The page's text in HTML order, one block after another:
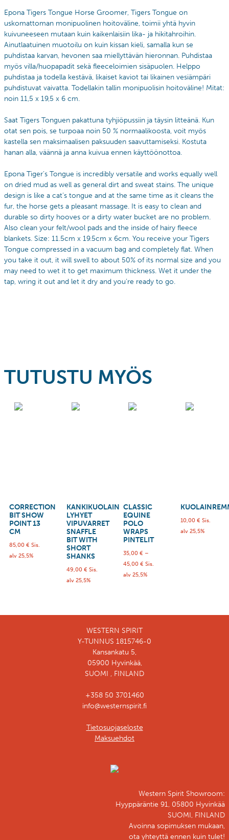
Epona Tigers Tongue Horse Groomer, Tigers Tongue on
uskomattoman monipuolinen hoitoväline, toimii yhtä hyvin
kuivuneeseen mutaan kuin kaikenlaisiin lika- ja hikitahroihin.
Ainutlaatuinen muotoilu on kuin kissan kieli, samalla kun se
puhdistaa karvan, hevonen saa miellyttävän hieronnan. Puhdistaa
myös villa/huopapadit sekä fleeceloimien sisäpuolen. Helppo
puhdistaa ja todella kestävä, likaiset kaviot tai likainen vesiämpäri
puhdistuvat vaivatta. Todellakin tallin monipuolisin hoitoväline! Mitat:
noin 11,5 x 19,5 x 6 cm.
Saat Tigers Tonguen pakattuna tyhjiöpussiin ja täysin litteänä. Kun
otat sen pois, se turpoaa noin 50 % normaalikoosta, voit myös
kastella sen maksimaalisen paksuuden saavuttamiseksi. Kostuta
hanan alla, väännä ja anna kuivua ennen käyttöönottoa.
Epona Tiger’s Tongue is incredibly versatile and works equally well
on dried mud as well as general dirt and sweat stains. The unique
design is like a cat’s tongue and at the same time as it cleans the
fur, the horse gets a pleasant massage. It is easy to clean and
durable so dirty hooves or a dirty water bucket are no problem.
Also clean your felt/wool pads and the inside of hairy fleece
blankets. Size: 11.5cm x 19.5cm x 6cm. You receive your Tigers
Tongue compressed in a vacuum bag and completely flat. When
you take it out, it will swell to about 50% of its normal size and you
may need to wet it to get maximum thickness. Wet it under the
tap, wring it out and let it dry and you’re ready to go.
TUTUSTU MYÖS
CORRECTION
BIT SHOW
POINT 13
CM
85,00 € Sis.
alv 25,5%
KANKIKUOLAIN
LYHYET
VIPUVARRET
SNAFFLE
BIT WITH
SHORT
SHANKS
49,00 € Sis.
alv 25,5%
CLASSIC
EQUINE
POLO
WRAPS
PINTELIT
35,00€ –
45,00€ Sis.
alv 25,5%
10,00 € Sis.
alv 25,5%
WESTERN SPIRIT
Y-TUNNUS 1815746-0
Kansankatu 5,
05900 Hyvinkää,
SUOMI , FINLAND
+358 50 3701460
info@westernspirit.fi
Tietosuojaseloste
Maksuehdot
Western Spirit Showroom:
Hyyppäräntie 91, 05800 Hyvinkää
SUOMI, FINLAND
Avoinna sopimuksen mukaan,
ota yhteyttä ennen kuin tulet!